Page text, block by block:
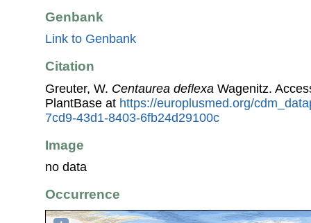
Genbank
Link to Genbank
Citation
Greuter, W. Centaurea deflexa Wagenitz.
PlantBase at https://europlusmed.org/
7cd9-43d1-8403-6fb24d29100c
Image
no data
Occurrence